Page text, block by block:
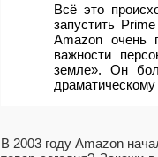
Всё это
запустить
Amazon
важности
земле». Он
В 2003 году Amazon